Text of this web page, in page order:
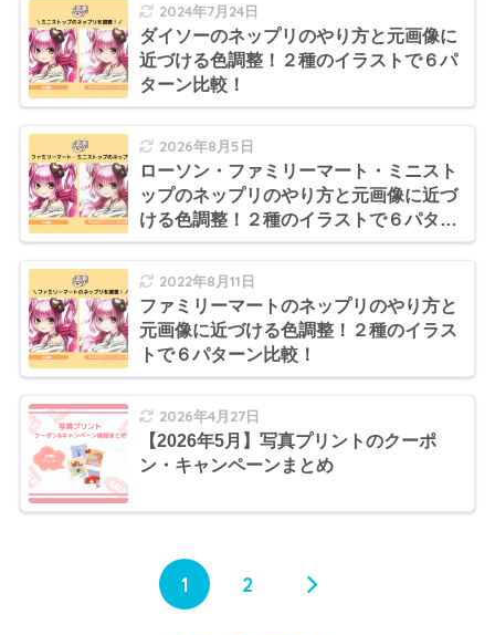
2024年7月24日
ダイソーのネップリのやり方と元画像に
近づける色調整！２種のイラストで６パ
ターン比較！
2026年8月5日
ローソン・ファミリーマート・ミニスト
ップのネップリのやり方と元画像に近づ
ける色調整！２種のイラストで６パター
ン比較！
2022年8月11日
ファミリーマートのネップリのやり方と
元画像に近づける色調整！２種のイラス
トで６パターン比較！
2026年4月27日
【2026年5月】写真プリントのクーポ
ン・キャンペーンまとめ
1 2